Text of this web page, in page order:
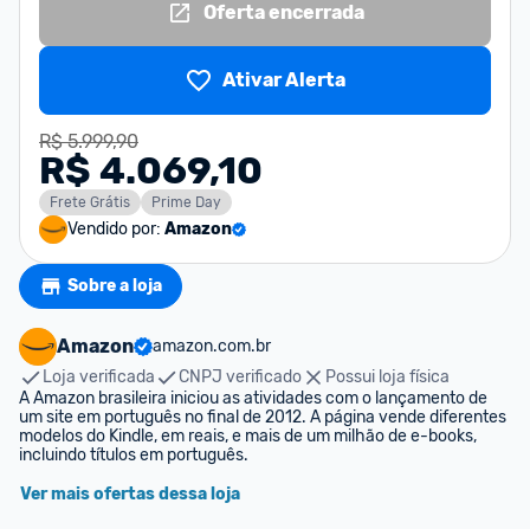
Oferta encerrada
Ativar Alerta
R$ 5.999,90
R$ 4.069,10
Frete Grátis Prime Day
Vendido por: Amazon
Sobre a loja
Amazon
amazon.com.br
Loja verificada
CNPJ verificado
Possui loja física
A Amazon brasileira iniciou as atividades com o lançamento de
um site em português no final de 2012. A página vende diferentes
modelos do Kindle, em reais, e mais de um milhão de e-books,
incluindo títulos em português.
Ver mais ofertas dessa loja